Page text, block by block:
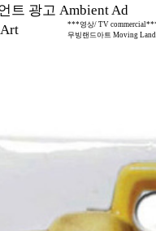
트 광고 Ambient Ad
***영상/ TV
무빙랜드아트 Moving